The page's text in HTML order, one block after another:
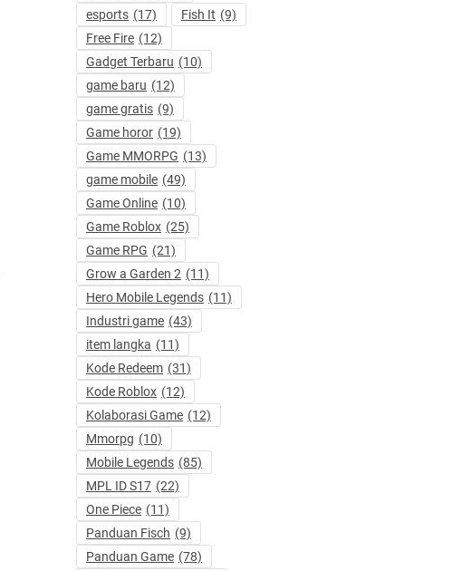
esports (17) Fish It (9)
Free Fire (12)
Gadget Terbaru (10)
game baru (12)
game gratis (9)
Game horor (19)
Game MMORPG (13)
game mobile (49)
Game Online (10)
Game Roblox (25)
Game RPG (21)
Grow a Garden 2 (11)
Hero Mobile Legends (11)
Industri game (43)
item langka (11)
Kode Redeem (31)
Kode Roblox (12)
Kolaborasi Game (12)
Mmorpg (10)
Mobile Legends (85)
MPL ID S17 (22)
One Piece (11)
Panduan Fisch (9)
Panduan Game (78)